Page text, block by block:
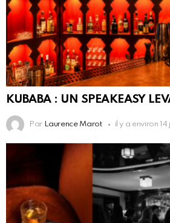
KUBABA : UN SPEAKEASY
Par Laurence Marot il y a environ 14